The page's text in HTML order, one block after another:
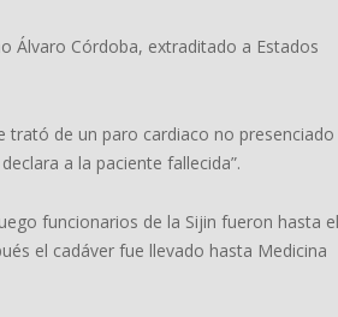
Álvaro Córdoba, extraditado a Estados
trató de un paro cardiaco no presenciado
a la paciente fallecida”.
funcionarios de la Sijin fueron hasta el
el cadáver fue llevado hasta Medicina